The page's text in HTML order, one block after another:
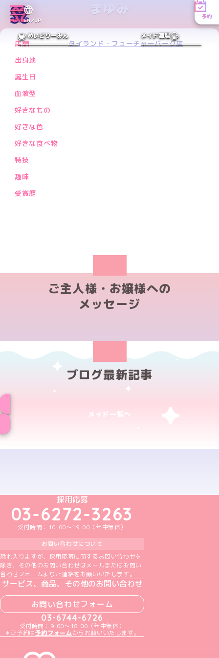
MENUEN／JP
予約
めいどりーみん メイド酒場
まゆみ
PREV
NEXT
店舗
タイランド・フューチャーパーク店
出身地
誕生日
血液型
好きなもの
好きな色
好きな食べ物
特技
趣味
受賞歴
ご主人様・お嬢様への
メッセージ
ブログ最新記事
メイド一覧へ
めいどりーみんTikTok公式アカウント
めいどりーみんX公式アカウント
採用応募
03-6272-3263
受付時間：10:00～19:00（年中無休）
お問い合わせについて
恐れ入りますが、採用応募に関するお問い合わせを
除き、その他のお問い合わせはメールまたはお問い
合わせフォームよりご連絡をお願いいたします。
サービス、商品、その他のお問い合わせ
お問い合わせフォーム
03-6744-6726
受付時間：9:00～18:00（年中無休）
＊ご予約は予約フォームからお願いいたします。